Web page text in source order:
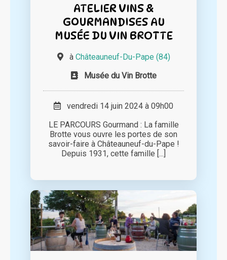
ATELIER VINS &
GOURMANDISES AU
MUSÉE DU VIN BROTTE
à Châteauneuf-Du-Pape (84)
Musée du Vin Brotte
vendredi 14 juin 2024 à 09h00
LE PARCOURS Gourmand : La famille
Brotte vous ouvre les portes de son
savoir-faire à Châteauneuf-du-Pape !
Depuis 1931, cette famille [...]